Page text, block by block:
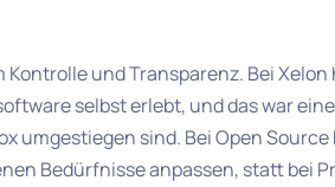
Kontrolle und Transparenz. Bei
selbst erlebt, und das war
umgestiegen sind. Bei Open
Bedürfnisse anpassen, statt bei